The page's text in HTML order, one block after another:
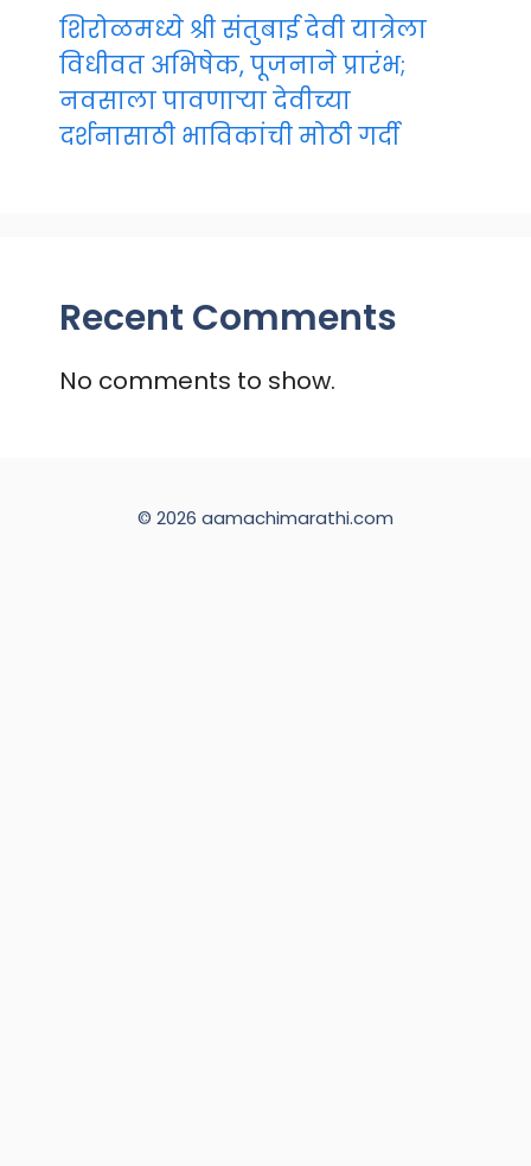
शिरोळमध्ये श्री संतुबाई देवी यात्रेला
विधीवत अभिषेक, पूजनाने प्रारंभ;
नवसाला पावणाऱ्या देवीच्या
दर्शनासाठी भाविकांची मोठी गर्दी
Recent Comments
No comments to show.
© 2026 aamachimarathi.com